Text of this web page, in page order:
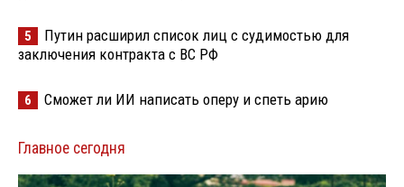
5
Путин расширил список лиц с судимостью для
заключения контракта с ВС РФ
6 Сможет ли ИИ написать оперу и спеть арию
Главное сегодня